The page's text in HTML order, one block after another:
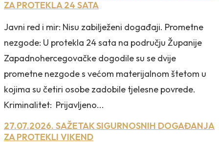
ZA PROTEKLA 24 SATA
Javni red i mir: Nisu zabilježeni događaji. Prometne
nezgode: U protekla 24 sata na području Županije
Zapadnohercegovačke dogodile su se dvije
prometne nezgode s većom materijalnom štetom u
kojima su četiri osobe zadobile tjelesne povrede.
Kriminalitet: Prijavljeno...
27.07.2026. SAŽETAK SIGURNOSNIH DOGAĐANJA
ZA PROTEKLI VIKEND